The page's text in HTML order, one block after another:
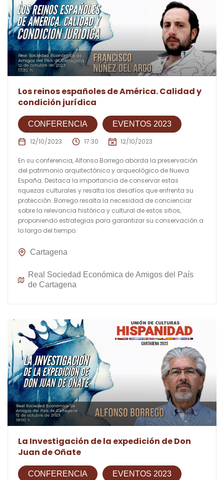
Los reinos españoles de América. Calidad y
condición jurídica
CONFERENCIA EVENTOS 2023
12/10/2023 17:30 12/10/2023
En su conferencia, Alfonso Borrego aborda la preservación
del patrimonio arquitectónico y arqueológico de Nueva
España. Destaca la importancia de conservar estas
riquezas culturales y resalta los desafíos que enfrenta su
protección. Borrego resalta la necesidad de concienciar
sobre la relevancia histórica y cultural de estos sitios,
proponiendo estrategias para garantizar su conservación a
lo largo del tiempo.
Cartagena
Real Sociedad Económica de Amigos del País
de Cartagena
La Investigación de la expedición de Don
Juan de Oñate
CONFERENCIA EVENTOS 2023